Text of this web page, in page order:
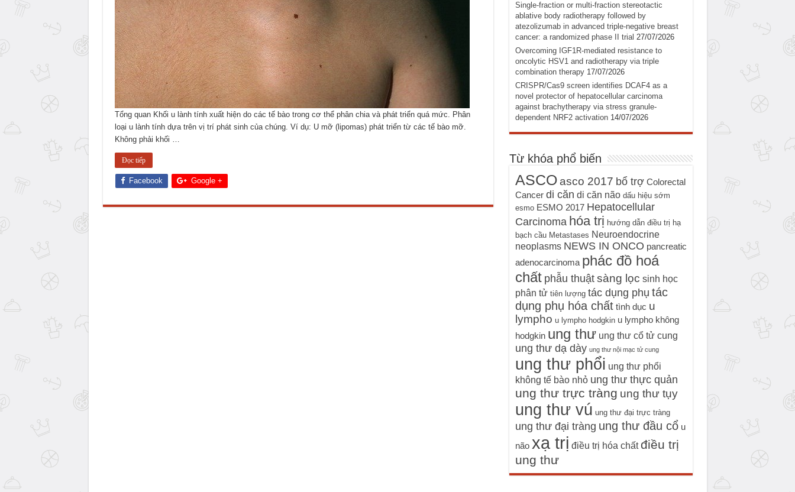
Tổng quan Khối u lành tính xuất hiện do các tế bào trong cơ thể phân chia và phát triển quá mức. Phân
loại u lành tính dựa trên vị trí phát sinh của chúng. Ví dụ: U mỡ (lipomas) phát triển từ các tế bào mỡ.
Không phải khối …
Đọc tiếp
Facebook Google +
Single-fraction or multi-fraction stereotactic
ablative body radiotherapy followed by
atezolizumab in advanced triple-negative breast
cancer: a randomized phase II trial 27/07/2026
Overcoming IGF1R-mediated resistance to
oncolytic HSV1 and radiotherapy via triple
combination therapy 17/07/2026
CRISPR/Cas9 screen identifies DCAF4 as a
novel protector of hepatocellular carcinoma
against brachytherapy via stress granule-
dependent NRF2 activation 14/07/2026
Từ khóa phổ biến
ASCO asco 2017 bổ trợ Colorectal
Cancer di căn di căn não dấu hiệu sớm
esmo ESMO 2017 Hepatocellular
Carcinoma hóa trị hướng dẫn điều trị hạ
bạch cầu Metastases Neuroendocrine
neoplasms NEWS IN ONCO pancreatic
adenocarcinoma phác đồ hoá
chất phẫu thuật sàng lọc sinh học
phân tử tiên lượng tác dụng phụ tác
dụng phụ hóa chất tình dục u
lympho u lympho hodgkin u lympho không
hodgkin ung thư ung thư cổ tử cung
ung thư dạ dày ung thư nội mạc tử cung
ung thư phổi ung thư phổi
không tế bào nhỏ ung thư thực quản
ung thư trực tràng ung thư tụy
ung thư vú ung thư đại trực tràng
ung thư đại tràng ung thư đầu cổ u
não xạ trị điều trị hóa chất điều trị
ung thư